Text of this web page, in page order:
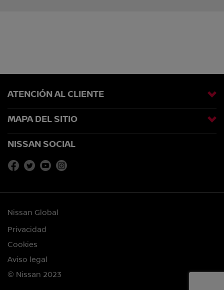
ATENCIÓN AL CLIENTE
MAPA DEL SITIO
NISSAN SOCIAL
Nissan Global
Privacidad
Cookies
Aviso legal
© Nissan 2023